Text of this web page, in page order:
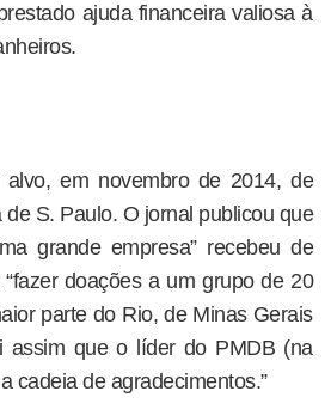
ajuda financeira valiosa à
alvo, em novembro de 2014, de
S. Paulo. O jornal publicou que
grande empresa” recebeu de
doações a um grupo de 20
parte do Rio, de Minas Gerais
assim que o líder do PMDB (na
cadeia de agradecimentos.”